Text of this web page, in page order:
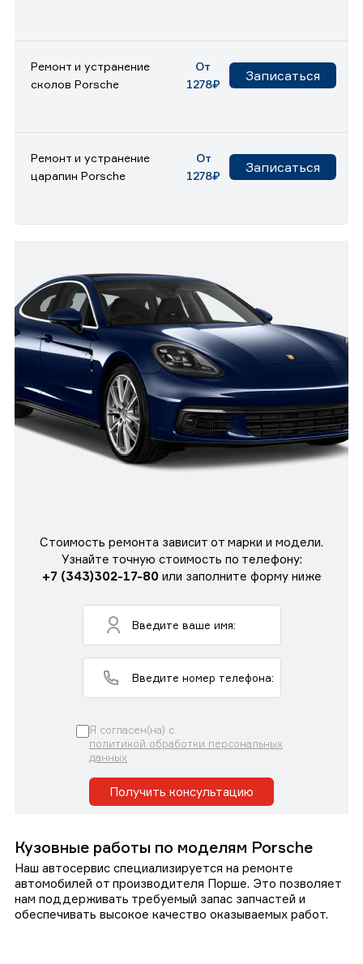
Ремонт и устранение
сколов Porsche
От
1278₽
Записаться
Ремонт и устранение
царапин Porsche
От
1278₽
Записаться
Стоимость ремонта зависит от марки и модели.
Узнайте точную стоимость по телефону:
+7 (343)302-17-80 или заполните форму ниже
Я согласен(на) с
политикой обработки персональных
данных
Получить консультацию
Кузовные работы по моделям Porsche
Наш автосервис специализируется на ремонте
автомобилей от производителя Порше. Это позволяет
нам поддерживать требуемый запас запчастей и
обеспечивать высокое качество оказываемых работ.